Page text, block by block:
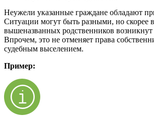
Неужели указанные граждане обладают
Ситуации могут быть разными, но скорее
вышеназванных родственников
Впрочем, это не отменяет права
судебным выселением.
Пример: